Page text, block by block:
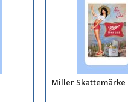
Miller Skattemärke